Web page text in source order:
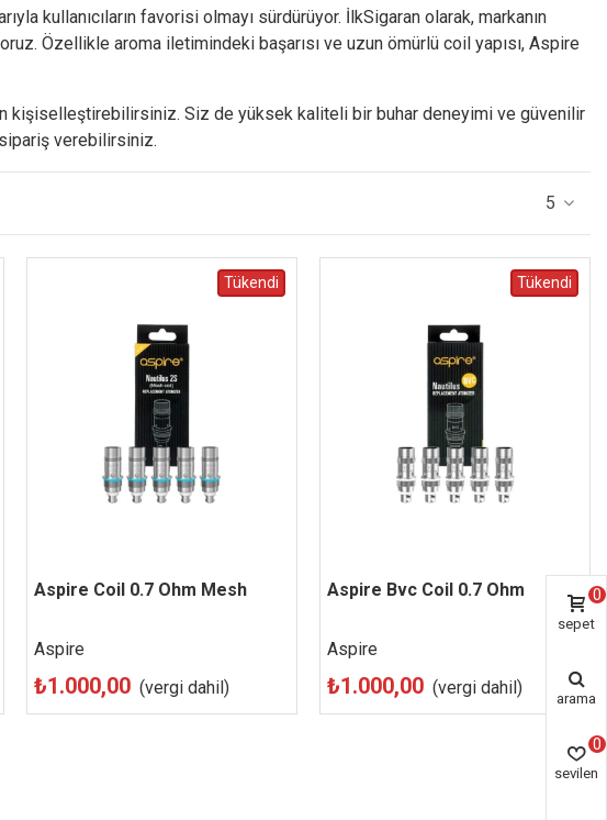
kullanıcıların favorisi olmayı sürdürüyor. İlkSigaran olarak, markanın
Özellikle aroma iletimindeki başarısı ve uzun ömürlü coil yapısı, Aspire
kişiselleştirebilirsiniz. Siz de yüksek kaliteli bir buhar deneyimi ve güvenilir
sipariş verebilirsiniz.
5
Tükendi
Hızlı Görünüm Beğen
Aspire Coil 0.7 Ohm Mesh
Aspire
₺1.000,00 (vergi dahil)
Tükendi
Hızlı Görünüm Beğen
Aspire Bvc Coil 0.7 Ohm
Aspire
₺1.000,00 (vergi dahil)
sepet
0
arama
sevilen
0